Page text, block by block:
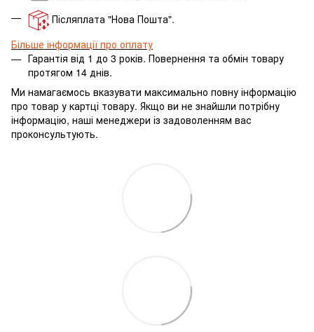
Післяплата "Нова Пошта".
Більше інформації про оплату
Гарантія від 1 до 3 років. Повернення та обмін товару
протягом 14 днів.
Ми намагаємось вказувати максимально повну інформацію
про товар у картці товару. Якщо ви не знайшли потрібну
інформацію, наші менеджери із задоволенням вас
проконсультують.